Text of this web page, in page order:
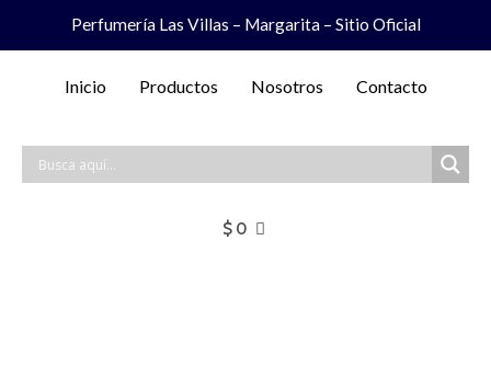
Perfumería Las Villas – Margarita – Sitio Oficial
Inicio Productos Nosotros Contacto
$ 0